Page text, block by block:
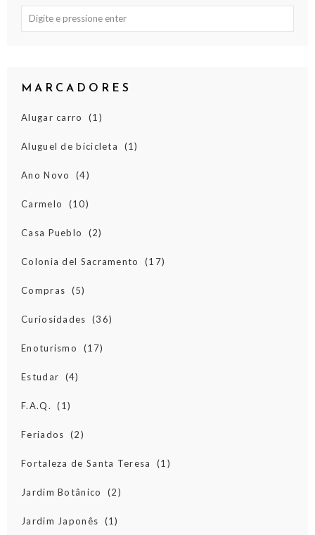
MARCADORES
Alugar carro (1)
Aluguel de bicicleta (1)
Ano Novo (4)
Carmelo (10)
Casa Pueblo (2)
Colonia del Sacramento (17)
Compras (5)
Curiosidades (36)
Enoturismo (17)
Estudar (4)
F.A.Q. (1)
Feriados (2)
Fortaleza de Santa Teresa (1)
Jardim Botânico (2)
Jardim Japonês (1)